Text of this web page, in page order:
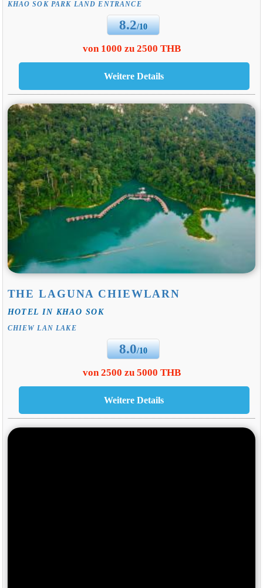
KHAO SOK PARK LAND ENTRANCE
8.2/10
von 1000 zu 2500 THB
THE LAGUNA CHIEWLARN
HOTEL IN KHAO SOK
CHIEW LAN LAKE
8.0/10
von 2500 zu 5000 THB